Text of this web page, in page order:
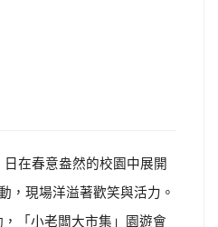
在春意盎然的校園中展開
，現場洋溢著歡笑與活力。
「小老闆大市集」園遊會